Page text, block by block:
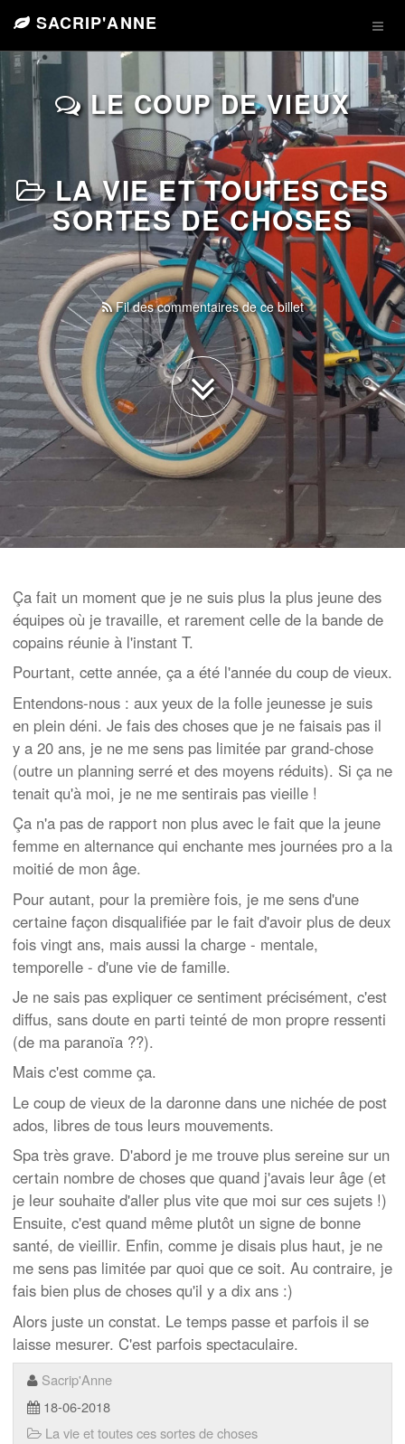
SACRIP'ANNE
LE COUP DE VIEUX
LA VIE ET TOUTES CES
SORTES DE CHOSES
Fil des commentaires de ce billet
Ça fait un moment que je ne suis plus la plus jeune des
équipes où je travaille, et rarement celle de la bande de
copains réunie à l'instant T.
Pourtant, cette année, ça a été l'année du coup de vieux.
Entendons-nous : aux yeux de la folle jeunesse je suis
en plein déni. Je fais des choses que je ne faisais pas il
y a 20 ans, je ne me sens pas limitée par grand-chose
(outre un planning serré et des moyens réduits). Si ça ne
tenait qu'à moi, je ne me sentirais pas vieille !
Ça n'a pas de rapport non plus avec le fait que la jeune
femme en alternance qui enchante mes journées pro a la
moitié de mon âge.
Pour autant, pour la première fois, je me sens d'une
certaine façon disqualifiée par le fait d'avoir plus de deux
fois vingt ans, mais aussi la charge - mentale,
temporelle - d'une vie de famille.
Je ne sais pas expliquer ce sentiment précisément, c'est
diffus, sans doute en parti teinté de mon propre ressenti
(de ma paranoïa ??).
Mais c'est comme ça.
Le coup de vieux de la daronne dans une nichée de post
ados, libres de tous leurs mouvements.
Spa très grave. D'abord je me trouve plus sereine sur un
certain nombre de choses que quand j'avais leur âge (et
je leur souhaite d'aller plus vite que moi sur ces sujets !)
Ensuite, c'est quand même plutôt un signe de bonne
santé, de vieillir. Enfin, comme je disais plus haut, je ne
me sens pas limitée par quoi que ce soit. Au contraire, je
fais bien plus de choses qu'il y a dix ans :)
Alors juste un constat. Le temps passe et parfois il se
laisse mesurer. C'est parfois spectaculaire.
Sacrip'Anne
18-06-2018
La vie et toutes ces sortes de choses